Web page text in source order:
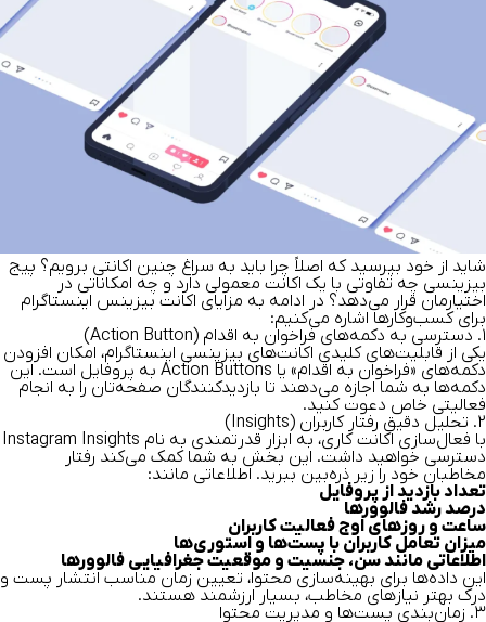
شاید از خود بپرسید که اصلاً چرا باید به سراغ چنین اکانتی برویم؟ پیج
بیزینسی چه تفاوتی با یک اکانت معمولی دارد و چه امکاناتی در
اختیارمان قرار می‌دهد؟ در ادامه به مزایای اکانت بیزینس اینستاگرام
برای کسب‌وکارها اشاره می‌کنیم:
۱. دسترسی به دکمه‌های فراخوان به اقدام (Action Button)
یکی از قابلیت‌های کلیدی اکانت‌های بیزینسی اینستاگرام، امکان افزودن
دکمه‌های «فراخوان به اقدام» یا Action Buttons به پروفایل است. این
دکمه‌ها به شما اجازه می‌دهند تا بازدیدکنندگان صفحه‌تان را به انجام
فعالیتی خاص دعوت کنید.
۲. تحلیل دقیق رفتار کاربران (Insights)
با فعال‌سازی اکانت کاری، به ابزار قدرتمندی به نام Instagram Insights
دسترسی خواهید داشت. این بخش به شما کمک می‌کند رفتار
مخاطبان خود را زیر ذره‌بین ببرید. اطلاعاتی مانند:
تعداد بازدید از پروفایل
درصد رشد فالوورها
ساعت و روزهای اوج فعالیت کاربران
میزان تعامل کاربران با پست‌ها و استوری‌ها
اطلاعاتی مانند سن، جنسیت و موقعیت جغرافیایی فالوورها
این داده‌ها برای بهینه‌سازی محتوا، تعیین زمان مناسب انتشار پست و
درک بهتر نیازهای مخاطب، بسیار ارزشمند هستند.
۳. زمان‌بندی پست‌ها و مدیریت محتوا